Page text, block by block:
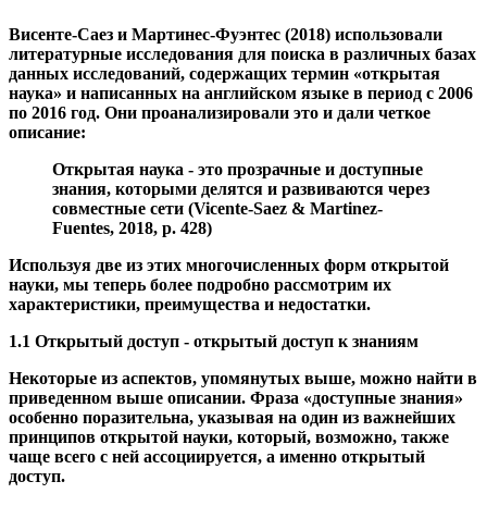
принципов открытой науки, который, возможно, также
чаще всего с ней ассоциируется, а именно открытый
доступ.
Во времена, когда журналы были доступны только в
печатной форме, открытый доступ не был ни практичным,
Интернета появились возможности сделать доступ к
знаниям безбарьерным. Это развитие также было вызвано
финансовым кризисом научных журналов в 1990-х годах.
В течение многих лет стоимость подписки росла намного
время накопленные знания росли - и растут - быстрее, чем
бюджеты библиотек (Suber, 2007).
набирало обороты. Декларация «Будапештской
собой веху, с которой были подведены центральные точки
зрения движения и через который открытый доступ ,
полученную осведомленность общественности с помощью
хорошо известными представителей (Инициатива
открытого доступа в Будапеште | Читать Будапешт
открытого доступ Инициатива, 2002).